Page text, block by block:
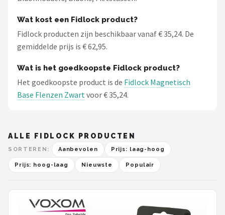
Wat kost een Fidlock product?
Fidlock producten zijn beschikbaar vanaf € 35,24. De
gemiddelde prijs is € 62,95.
Wat is het goedkoopste Fidlock product?
Het goedkoopste product is de Fidlock Magnetisch
Base Flenzen Zwartvoor € 35,24.
ALLE FIDLOCK PRODUCTEN
SORTEREN: Aanbevolen Prijs: laag-hoog
Prijs: hoog-laag Nieuwste Populair